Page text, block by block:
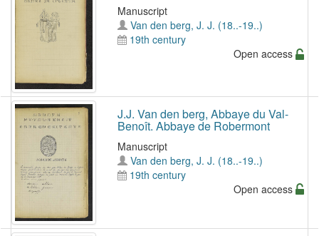
Manuscript
Van den berg, J. J. (18..-19..)
19th century
Open access
J.J. Van den berg, Abbaye du Val-
Benoît. Abbaye de Robermont
Manuscript
Van den berg, J. J. (18..-19..)
19th century
Open access